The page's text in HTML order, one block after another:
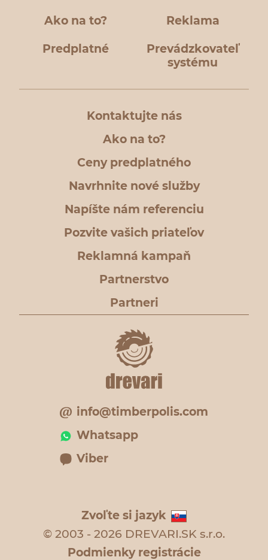
Ako na to? Reklama
Predplatné
Prevádzkovateľ
systému
Kontaktujte nás
Ako na to?
Ceny predplatného
Navrhnite nové služby
Napíšte nám referenciu
Pozvite vašich priateľov
Reklamná kampaň
Partnerstvo
Partneri
info@timberpolis.com
Whatsapp
Viber
Zvoľte si jazyk
© 2003 - 2026 DREVARI.SK s.r.o.
Podmienky registrácie